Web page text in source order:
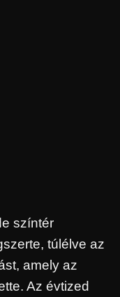
színtér
túlélve az
amely az
Az évtized